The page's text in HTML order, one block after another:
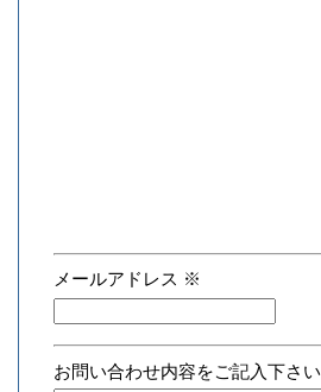
メールアドレス ※
お問い合わせ内容をご記入下さい